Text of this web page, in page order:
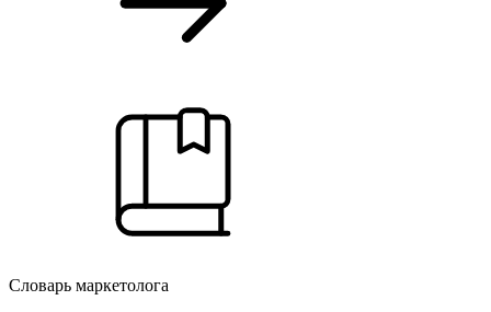
Словарь маркетолога